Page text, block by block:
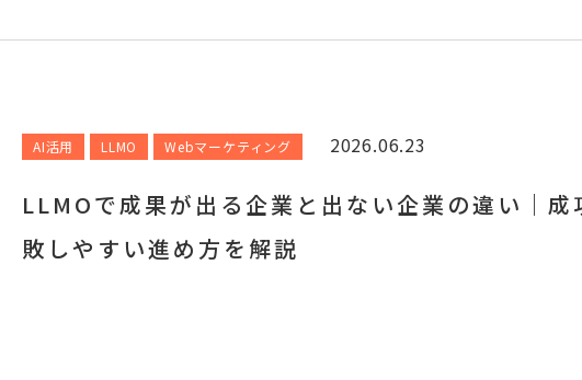
AI活用 LLMO Webマーケティング 2026.06.23
LLMOで成果が出る企業と出ない企業の違い｜成
敗しやすい進め方を解説